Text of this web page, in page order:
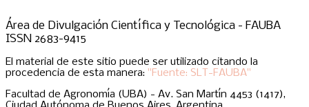
Área de Divulgación Científica y Tecnológica - FAUBA
ISSN 2683-9415
El material de este sitio puede ser utilizado citando la
procedencia de esta manera: "Fuente: SLT-FAUBA"
Facultad de Agronomía (UBA) - Av. San Martín 4453 (1417),